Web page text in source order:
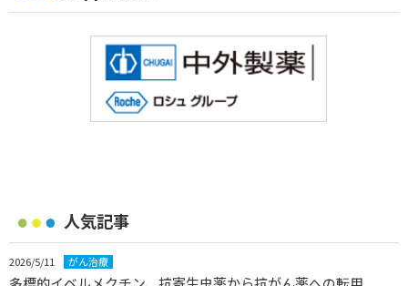
人気記事
2026/5/11 がん治療